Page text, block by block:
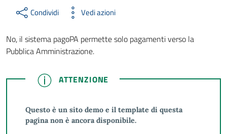
Condividi Vedi azioni
No, il sistema pagoPA permette solo pagamenti verso la
Pubblica Amministrazione.
ATTENZIONE
ATTENZIONE
Questo è un sito demo e il template di questa
pagina non è ancora disponibile.